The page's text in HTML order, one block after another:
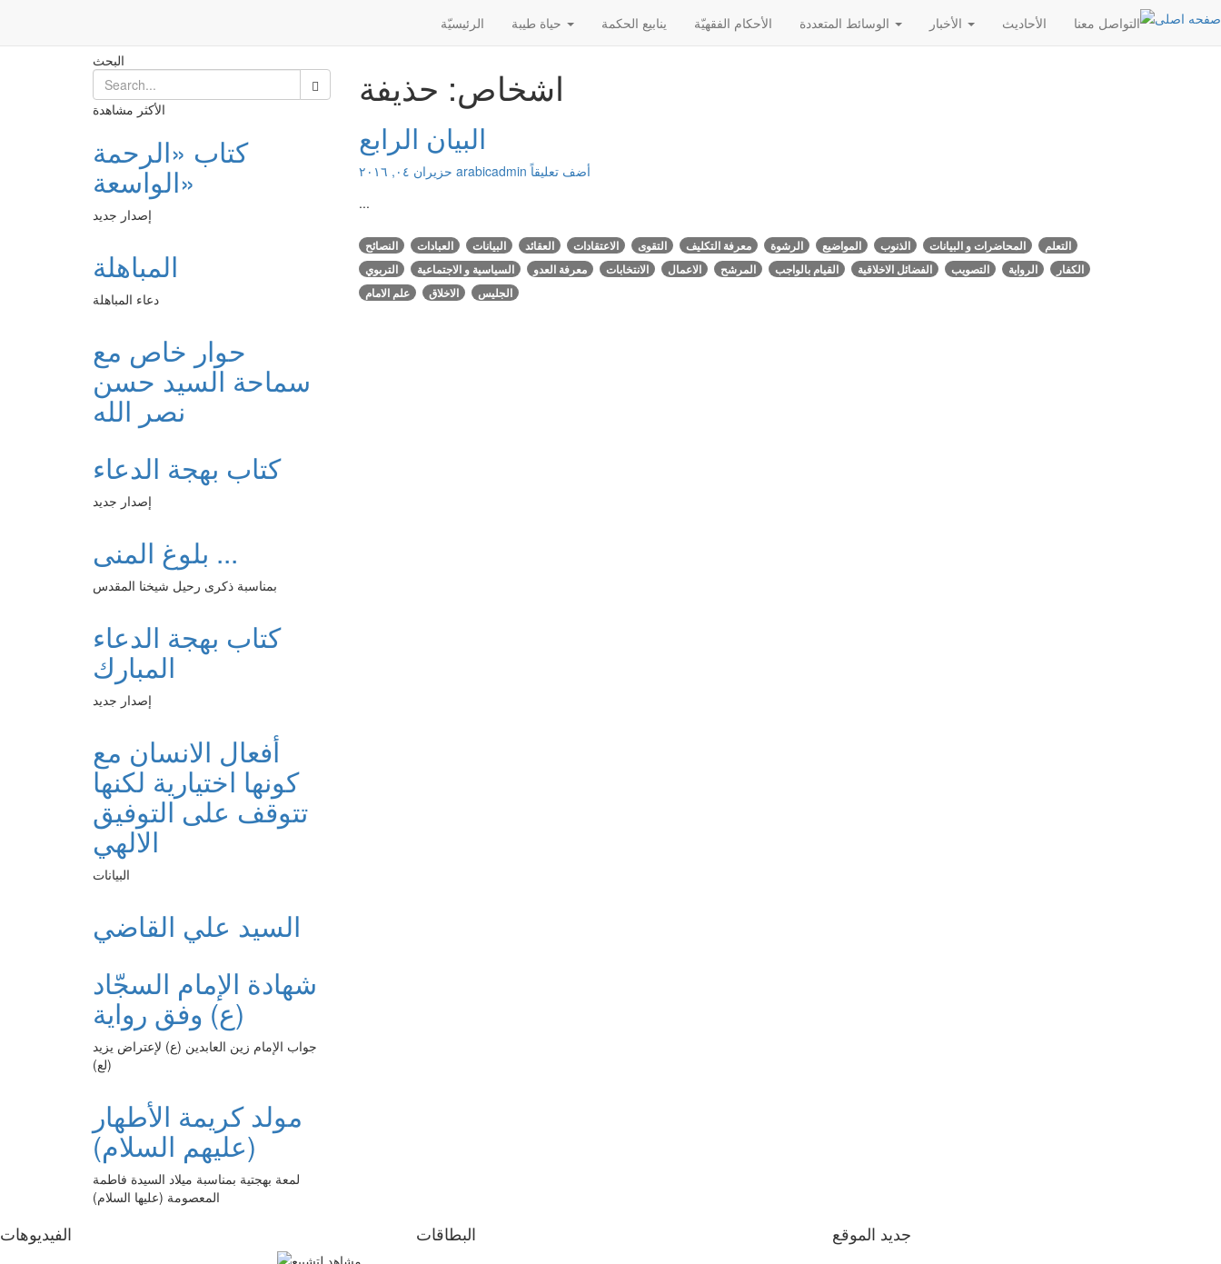
الرئیسیّة ينابيع الحكمة الأحکام الفقهیّة الأحادیث التواصل معنا
اشخاص: حذيفة
البيان الرابع
arabicadminأضف تعليقاً
...
النصائح العبادات البيانات العقائد الاعتقادات التقوى معرفة التكليف الرشوة المواضيع الذنوب المحاضرات و البيانات
التعلم
التربوي
السياسية و الاجتماعية معرفة العدو الانتخابات الاعمال المرشح القيام بالواجب الفضائل الاخلاقية التصويب الرواية
الكفار
علم الامام
الاخلاق الجليس
البحث
الأكثر مشاهدة
كتاب «الرحمة
الواسعة»
إصدار جديد
المباهلة
دعاء المباهلة
حوار خاص مع
سماحة السيد حسن
نصر الله
كتاب بهجة الدعاء
إصدار جديد
بلوغ المنى ...
بمناسبة ذكرى رحيل شيخنا المقدس
كتاب بهجة الدعاء
المبارك
إصدار جديد
أفعال الانسان مع
كونها اختيارية لكنها
تتوقف على التوفيق
الالهي
البيانات
السيد علي القاضي
شهادة الإمام السجّاد
(ع) وفق رواية
جواب الإمام زين العابدين (ع) لإعتراض يزيد
(لع)
مولد كريمة الأطهار
(عليهم السلام)
لمعة بهجتية بمناسبة ميلاد السيدة فاطمة
المعصومة (عليها السلام)
الفیدیوهات البطاقات جديد الموقع